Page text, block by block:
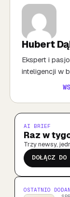
Hubert
Ekspert i
inteligencji w
AI BRIEF
Raz w
Trzy newsy,
DOŁĄCZ
OSTATNIO